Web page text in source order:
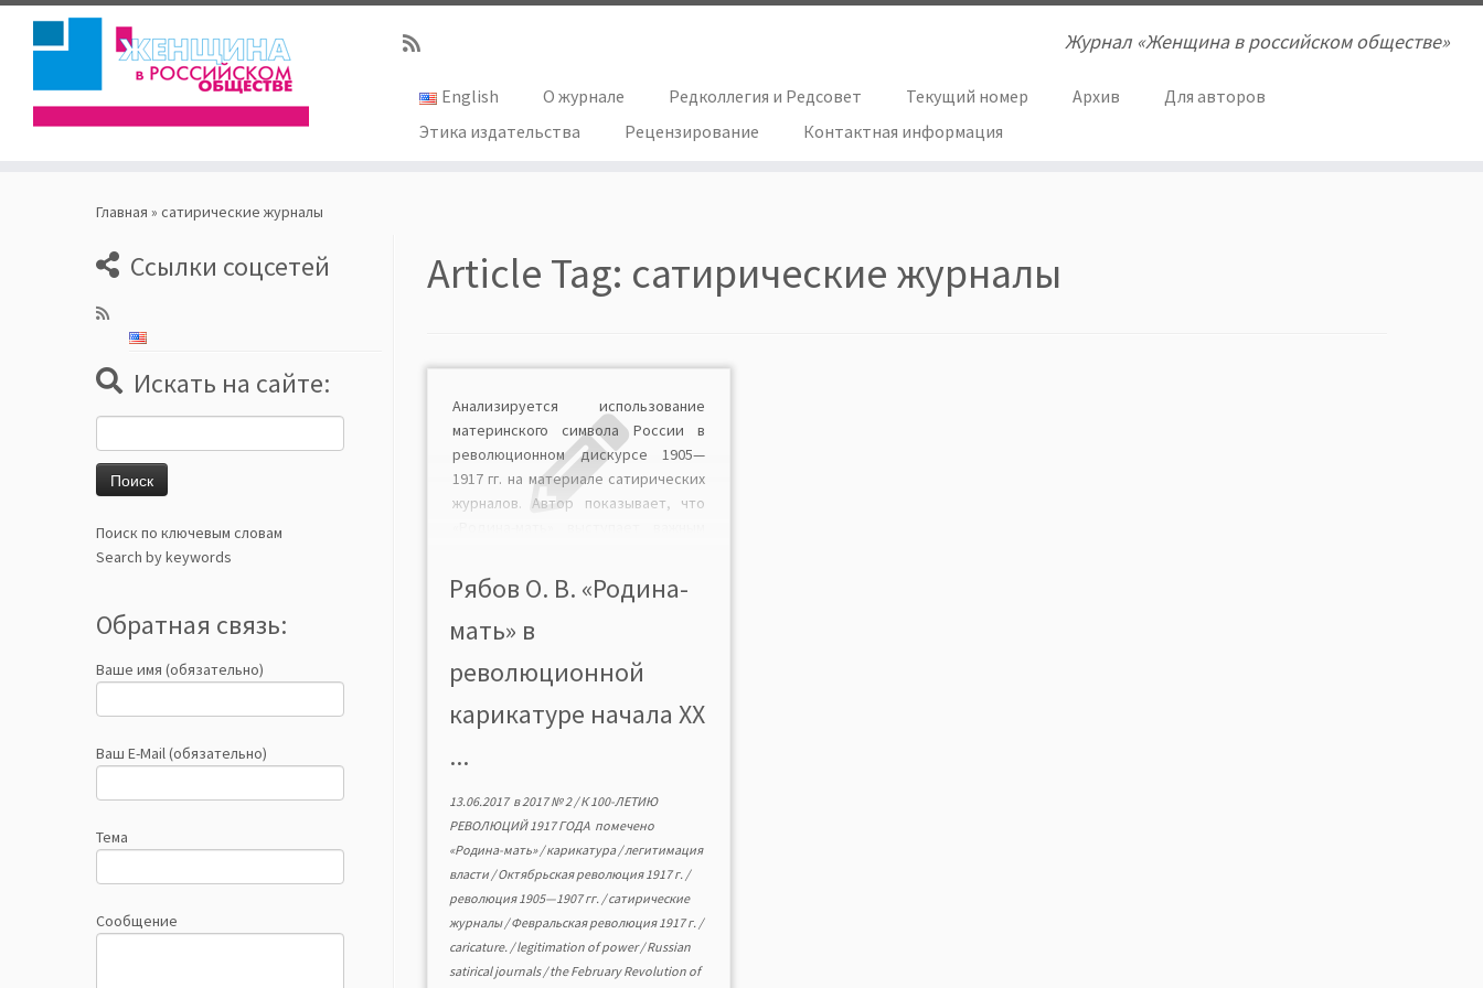
Журнал «Женщина в российском обществе»
English О журнале Редколлегия и Редсовет Текущий номер Архив
Для авторов
Этика издательства
Рецензирование Контактная информация
Главная » сатирические журналы
Ссылки соцсетей
Искать на сайте:
Поиск по ключевым словам
Search by keywords
Обратная связь:
Ваше имя (обязательно)
Ваш E-Mail (обязательно)
Тема
Сообщение
Article Tag: сатирические журналы
Анализируется использование
материнского символа России в
революционном дискурсе 1905—
1917 гг. на материале сатирических
журналов. Автор показывает, что
Вместе с тем революционный
дискурс привлекает его к
оспариванию легитимности власти.
делегитимации. Борьба за
говорить от его имени характерна
Рябов О. В. «Родина-
мать» в
революционной
карикатуре начала XX
...
13.06.2017в2017 № 2/К 100-ЛЕТИЮ
РЕВОЛЮЦИЙ 1917 ГОДА помечено
«Родина-мать»/карикатура/легитимация
власти /Октябрьская революция 1917 г. /
революция 1905—1907 гг. /сатирические
журналы/Февральская революция 1917 г. /
caricature. /legitimation of power/Russian
satirical journals/the February Revolution of